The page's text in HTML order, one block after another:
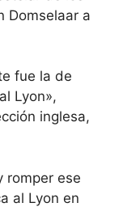
Domselaar a
fue la de
Lyon»,
inglesa,
romper ese
al Lyon en